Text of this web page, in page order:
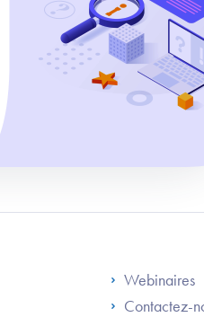
Footer
Webinaires
Contactez-